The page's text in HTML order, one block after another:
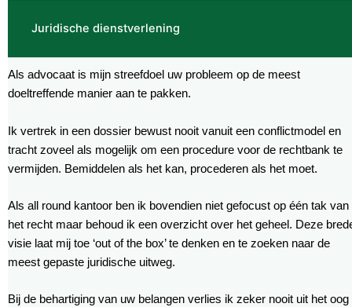
Juridische dienstverlening
Als advocaat is mijn streefdoel uw probleem op de meest
doeltreffende manier aan te pakken.
Ik vertrek in een dossier bewust nooit vanuit een conflictmodel en
tracht zoveel als mogelijk om een procedure voor de rechtbank te
vermijden. Bemiddelen als het kan, procederen als het moet.
Als all round kantoor ben ik bovendien niet gefocust op één tak van
het recht maar behoud ik een overzicht over het geheel. Deze
visie laat mij toe ‘out of the box’ te denken en te zoeken naar de
meest gepaste juridische uitweg.
Bij de behartiging van uw belangen verlies ik zeker nooit uit het oog